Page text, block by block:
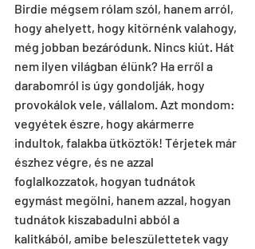
Birdie mégsem rólam szól, hanem arról,
hogy ahelyett, hogy kitörnénk valahogy,
még jobban bezáródunk. Nincs kiút. Hát
nem ilyen világban élünk? Ha erről a
darabomról is úgy gondolják, hogy
provokálok vele, vállalom. Azt mondom:
vegyétek észre, hogy akármerre
indultok, falakba ütköztök! Térjetek már
észhez végre, és ne azzal
foglalkozzatok, hogyan tudnátok
egymást megölni, hanem azzal, hogyan
tudnátok kiszabadulni abból a
kalitkából, amibe beleszülettetek vagy